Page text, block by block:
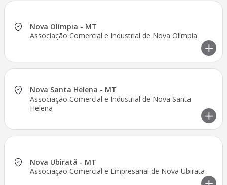
Nova Olímpia - MT
Associação Comercial e Industrial de Nova Olímpia
Nova Santa Helena - MT
Associação Comercial e Industrial de Nova Santa
Helena
Nova Ubiratã - MT
Associação Comercial e Empresarial de Nova Ubiratã